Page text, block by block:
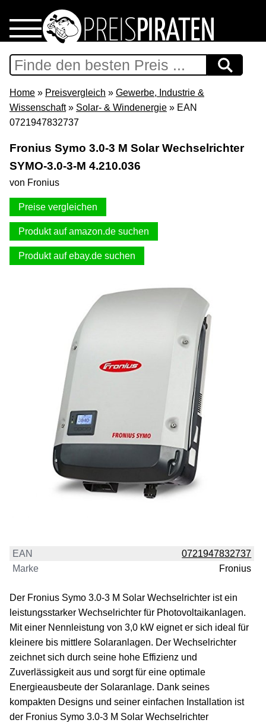
Home
Download
Preispiraten auf Facebook
Support & Newsletter
Presse
Datenschutz
Impressum
Home » Preisvergleich » Gewerbe, Industrie &
Wissenschaft» Solar- & Windenergie » EAN
0721947832737
Fronius Symo 3.0-3 M Solar Wechselrichter
SYMO-3.0-3-M 4.210.036
von Fronius
Preise vergleichen
Produkt auf amazon.de suchen
Produkt auf ebay.de suchen
EAN
0721947832737
Marke
Fronius
Der Fronius Symo 3.0-3 M Solar Wechselrichter ist ein
leistungsstarker Wechselrichter für Photovoltaikanlagen.
Mit einer Nennleistung von 3,0 kW eignet er sich ideal für
kleinere bis mittlere Solaranlagen. Der Wechselrichter
zeichnet sich durch seine hohe Effizienz und
Zuverlässigkeit aus und sorgt für eine optimale
Energieausbeute der Solaranlage. Dank seines
kompakten Designs und seiner einfachen Installation ist
der Fronius Symo 3.0-3 M Solar Wechselrichter